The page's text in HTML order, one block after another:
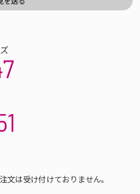
は受け付けておりません。